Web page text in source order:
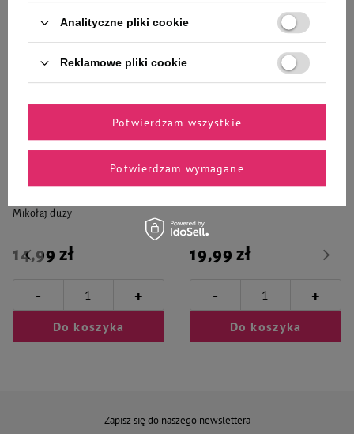
Zaufane i polecane przez
naszych ekspertów
Hilton X-Mas maskotka w piłce
Mikołaj duży
14,99 zł
- +
Do koszyka
Zolux Zabawka dla psa Szarpak z
19,99 zł
- +
Do koszyka
Zapisz się do naszego newslettera
Analityczne pliki cookie
Reklamowe pliki cookie
Potwierdzam wymagane
Potwierdzam wszystkie